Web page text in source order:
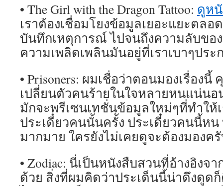
• The Girl with the Dragon Tattoo: ดูห
เราต้องเชื่อมโยงข้อมูลเยอะแยะตลอ
บันทึกเหตุการณ์ ไปจนถึงความลับขอ
ความเพลิดเพลินมันอยู่ที่เราเบาๆปร
• Prisoners: ผมเชื่อว่าตอนมองเรื่อง
เปลี่ยนตัวคนร้ายในใจหลายหนแน่นอ
มักจะพรีเซนเทชั่นข้อมูลใหม่ๆที่ทำให้เ
ประเดี๋ยวคนนั้นครั้ง ประเดี๋ยวคนนี้หน
มากมาย ใครยังไม่เคยดูจะต้องมองค
• Zodiac: นี่เป็นหนังสืบสวนที่อ้างอิงจ
ด้วย สิ่งที่ผมคิดว่าประเด็นนี้น่าดึงดูด